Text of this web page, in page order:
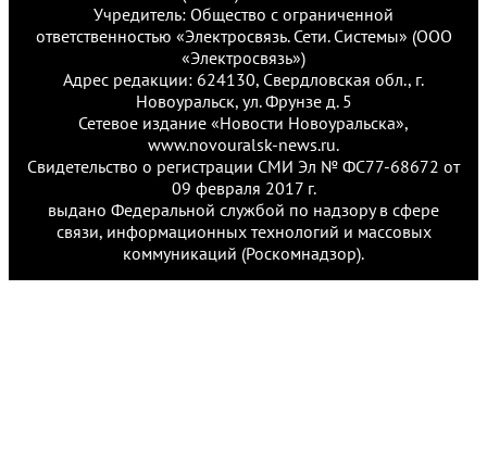
Учредитель: Общество с ограниченной
ответственностью «Электросвязь. Сети. Системы» (ООО
«Электросвязь»)
Адрес редакции: 624130, Свердловская обл., г.
Новоуральск, ул. Фрунзе д. 5
Сетевое издание «Новости Новоуральска»,
www.novouralsk-news.ru.
Свидетельство о регистрации СМИ Эл № ФС77-68672 от
09 февраля 2017 г.
выдано Федеральной службой по надзору в сфере
связи, информационных технологий и массовых
коммуникаций (Роскомнадзор).